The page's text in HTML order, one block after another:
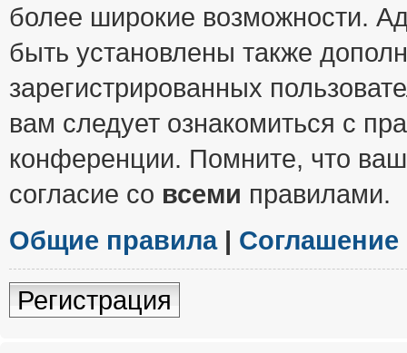
более широкие возможности.
быть установлены также
зарегистрированных
вам следует ознакомиться с
конференции. Помните, что
согласие со всеми правилами.
Общие правила|
Регистрация